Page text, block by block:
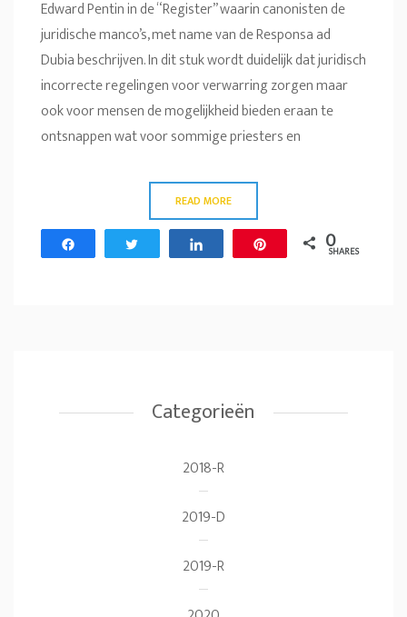
Edward Pentin in de “Register” waarin canonisten de
juridische manco’s, met name van de Responsa ad
Dubia beschrijven. In dit stuk wordt duidelijk dat juridisch
incorrecte regelingen voor verwarring zorgen maar
ook voor mensen de mogelijkheid bieden eraan te
ontsnappen wat voor sommige priesters en
READ MORE
0
SHARES
Categorieën
2018-R
2019-D
2019-R